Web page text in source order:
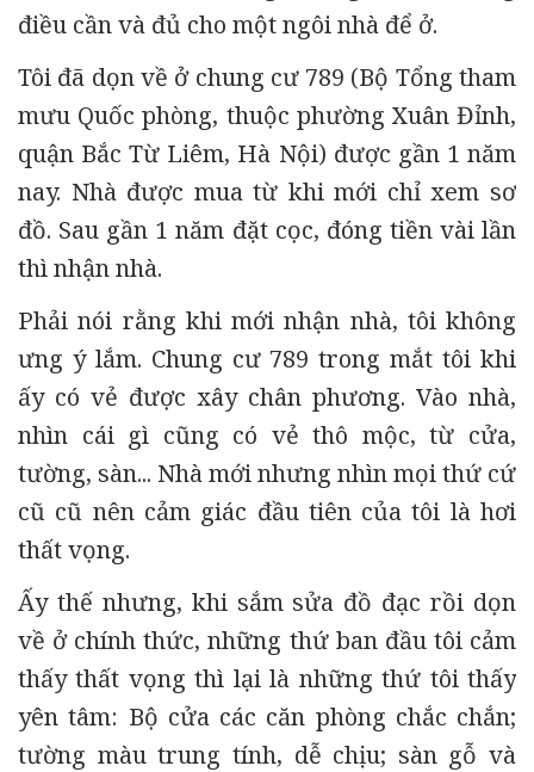
điều cần và đủ cho một ngôi nhà để ở.
Tôi đã dọn về ở chung cư 789 (Bộ Tổng tham
mưu Quốc phòng, thuộc phường Xuân Đỉnh,
quận Bắc Từ Liêm, Hà Nội) được gần 1 năm
nay. Nhà được mua từ khi mới chỉ xem sơ
đồ. Sau gần 1 năm đặt cọc, đóng tiền vài lần
thì nhận nhà.
Phải nói rằng khi mới nhận nhà, tôi không
ưng ý lắm. Chung cư 789 trong mắt tôi khi
ấy có vẻ được xây chân phương. Vào nhà,
nhìn cái gì cũng có vẻ thô mộc, từ cửa,
tường, sàn... Nhà mới nhưng nhìn mọi thứ cứ
cũ cũ nên cảm giác đầu tiên của tôi là hơi
thất vọng.
Ấy thế nhưng, khi sắm sửa đồ đạc rồi dọn
về ở chính thức, những thứ ban đầu tôi cảm
thấy thất vọng thì lại là những thứ tôi thấy
yên tâm: Bộ cửa các căn phòng chắc chắn;
tường màu trung tính, dễ chịu; sàn gỗ và